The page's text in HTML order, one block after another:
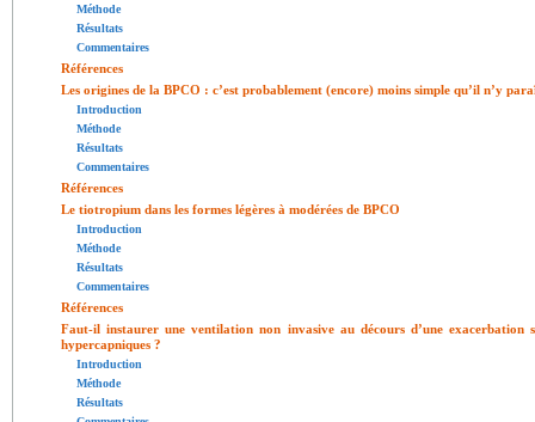
Méthode
Résultats
Commentaires
Références
Les origines de la BPCO : c’est probablement (encore) moins simple qu’il n’y
Introduction
Méthode
Résultats
Commentaires
Références
Le tiotropium dans les formes légères à modérées de BPCO
Introduction
Méthode
Résultats
Commentaires
Références
Faut-il instaurer une ventilation non invasive au décours d’une exacerbation
hypercapniques ?
Introduction
Méthode
Résultats